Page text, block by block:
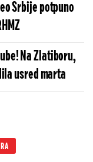
Srbije potpuno
Na Zlatiboru,
usred marta